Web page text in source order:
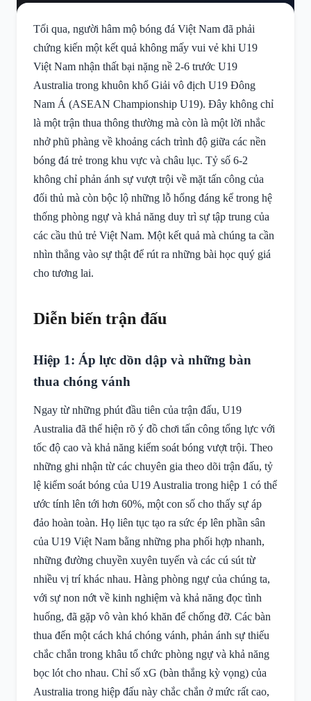
Tối qua, người hâm mộ bóng đá Việt Nam đã phải
chứng kiến một kết quả không mấy vui vẻ khi U19
Việt Nam nhận thất bại nặng nề 2-6 trước U19
Australia trong khuôn khổ Giải vô địch U19 Đông
Nam Á (ASEAN Championship U19). Đây không chỉ
là một trận thua thông thường mà còn là một lời nhắc
nhở phũ phàng về khoảng cách trình độ giữa các nền
bóng đá trẻ trong khu vực và châu lục. Tỷ số 6-2
không chỉ phản ánh sự vượt trội về mặt tấn công của
đối thủ mà còn bộc lộ những lỗ hổng đáng kể trong hệ
thống phòng ngự và khả năng duy trì sự tập trung của
các cầu thủ trẻ Việt Nam. Một kết quả mà chúng ta cần
nhìn thẳng vào sự thật để rút ra những bài học quý giá
cho tương lai.
Diễn biến trận đấu
Hiệp 1: Áp lực dồn dập và những bàn
thua chóng vánh
Ngay từ những phút đầu tiên của trận đấu, U19
Australia đã thể hiện rõ ý đồ chơi tấn công tổng lực với
tốc độ cao và khả năng kiểm soát bóng vượt trội. Theo
những ghi nhận từ các chuyên gia theo dõi trận đấu, tỷ
lệ kiểm soát bóng của U19 Australia trong hiệp 1 có thể
ước tính lên tới hơn 60%, một con số cho thấy sự áp
đảo hoàn toàn. Họ liên tục tạo ra sức ép lên phần sân
của U19 Việt Nam bằng những pha phối hợp nhanh,
những đường chuyền xuyên tuyến và các cú sút từ
nhiều vị trí khác nhau. Hàng phòng ngự của chúng ta,
với sự non nớt về kinh nghiệm và khả năng đọc tình
huống, đã gặp vô vàn khó khăn để chống đỡ. Các bàn
thua đến một cách khá chóng vánh, phản ánh sự thiếu
chắc chắn trong khâu tổ chức phòng ngự và khả năng
bọc lót cho nhau. Chỉ số xG (bàn thắng kỳ vọng) của
Australia trong hiệp đấu này chắc chắn ở mức rất cao,